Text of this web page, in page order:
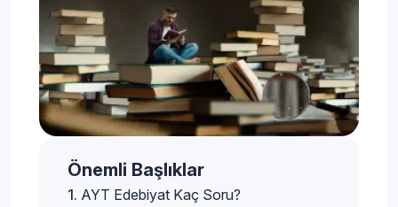
Önemli Başlıklar
AYT Edebiyat Kaç Soru?